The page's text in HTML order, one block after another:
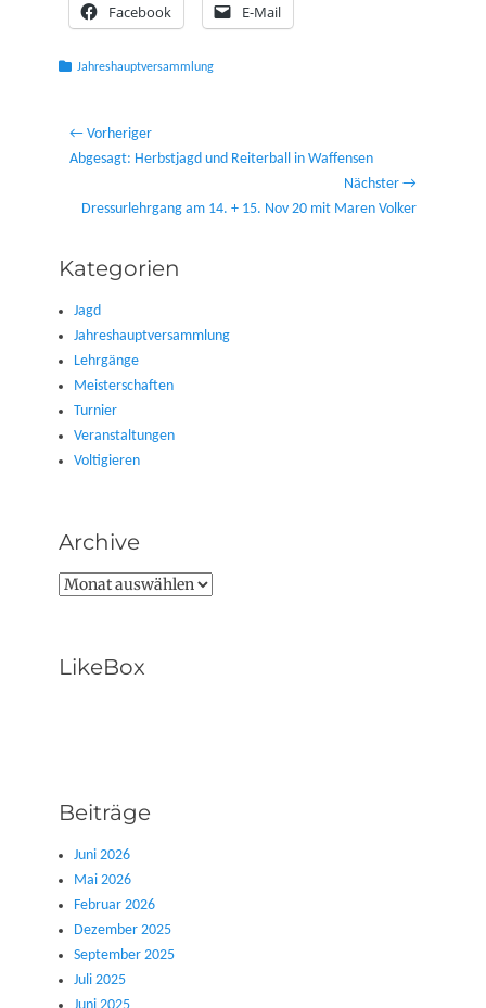
Facebook E-Mail
Kategorien
Jahreshauptversammlung
Beitragsnavigation
← Vorheriger
Vorheriger
Abgesagt: Herbstjagd und Reiterball in Waffensen
Nächster →
Nächster
Dressurlehrgang am 14. + 15. Nov 20 mit Maren Volker
Kategorien
Jagd
Jahreshauptversammlung
Lehrgänge
Meisterschaften
Turnier
Veranstaltungen
Voltigieren
Archive
Archive
LikeBox
Beiträge
Juni 2026
Mai 2026
Februar 2026
Dezember 2025
September 2025
Juli 2025